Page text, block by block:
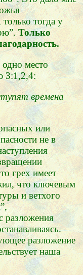
тогда у
Только
место
3:1,2,4:
времена
или
не в
грех имеет
что ключевым
и ветхого
разложения
разложение
наша